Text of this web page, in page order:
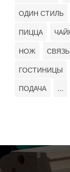
ОДИН СТИЛЬ
ПИЦЦА
НОЖ
СВЯЗЬ
ГОСТИНИЦЫ
ПОДАЧА
...